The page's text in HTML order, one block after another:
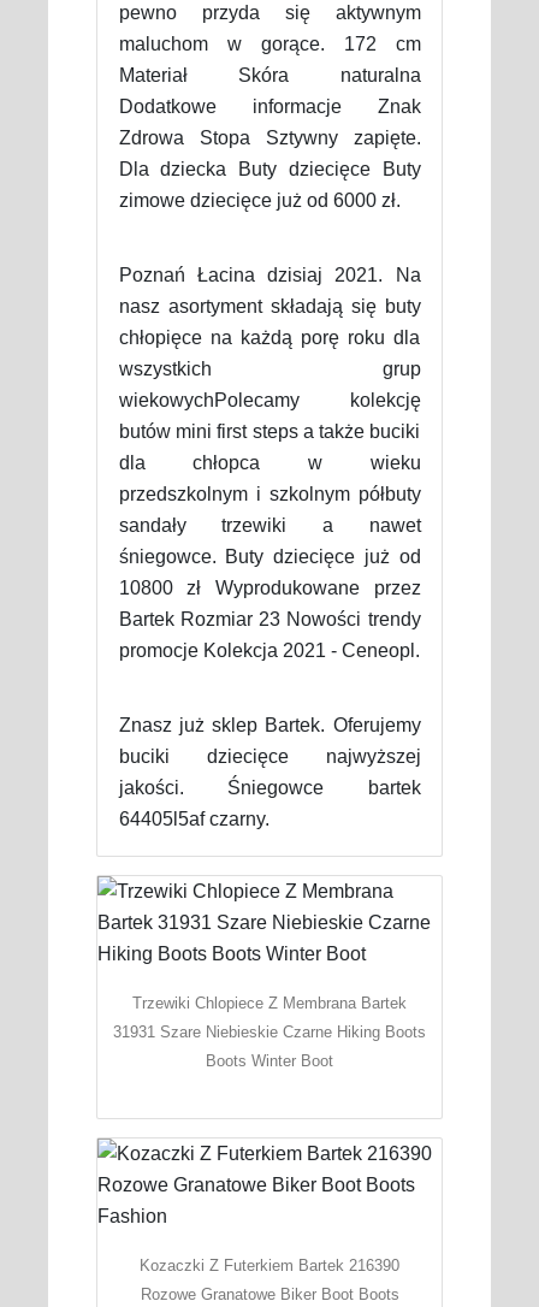
pewno przyda się aktywnym
maluchom w gorące. 172 cm
Materiał Skóra naturalna
Dodatkowe informacje Znak
Zdrowa Stopa Sztywny zapięte.
Dla dziecka Buty dziecięce Buty
zimowe dziecięce już od 6000 zł.
Poznań Łacina dzisiaj 2021. Na
nasz asortyment składają się buty
chłopięce na każdą porę roku dla
wszystkich grup
wiekowychPolecamy kolekcję
butów mini first steps a także buciki
dla chłopca w wieku
przedszkolnym i szkolnym półbuty
sandały trzewiki a nawet
śniegowce. Buty dziecięce już od
10800 zł Wyprodukowane przez
Bartek Rozmiar 23 Nowości trendy
promocje Kolekcja 2021 - Ceneopl.
Znasz już sklep Bartek. Oferujemy
buciki dziecięce najwyższej
jakości. Śniegowce bartek
64405l5af czarny.
Trzewiki Chlopiece Z Membrana Bartek
31931 Szare Niebieskie Czarne Hiking Boots
Boots Winter Boot
Kozaczki Z Futerkiem Bartek 216390
Rozowe Granatowe Biker Boot Boots